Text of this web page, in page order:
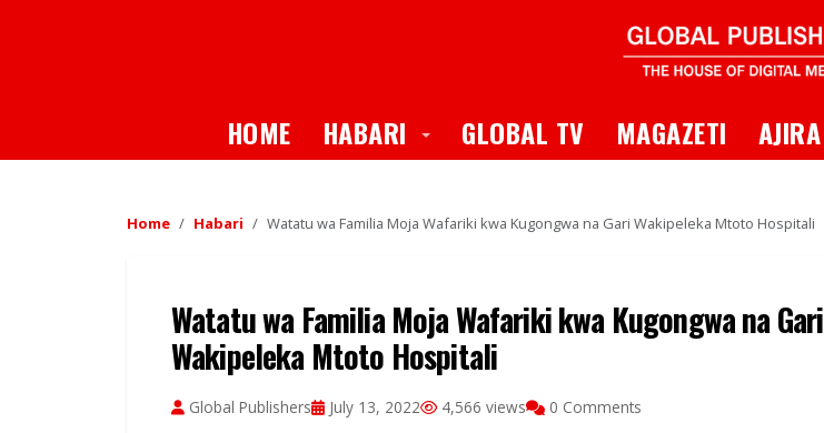
HOME HABARI Toggle Dropdown
GLOBAL TV MAGAZETI AJIRA
Home Habari Watatu wa Familia Moja Wafariki kwa Kugongwa na Gari Wakipeleka Mtoto Hospitali
Watatu wa Familia Moja Wafariki kwa Kugongwa na Gari
Wakipeleka Mtoto Hospitali
Global Publishers July 13, 2022 4,566 views 0 Comments